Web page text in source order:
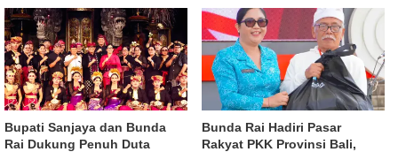
Bupati Sanjaya dan Bunda
Rai Dukung Penuh Duta
Bunda Rai Hadiri Pasar
Rakyat PKK Provinsi Bali,